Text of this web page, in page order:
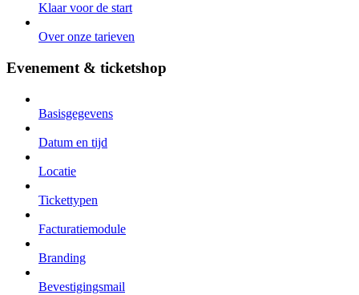
Klaar voor de start
Over onze tarieven
Evenement & ticketshop
Basisgegevens
Datum en tijd
Locatie
Tickettypen
Facturatiemodule
Branding
Bevestigingsmail